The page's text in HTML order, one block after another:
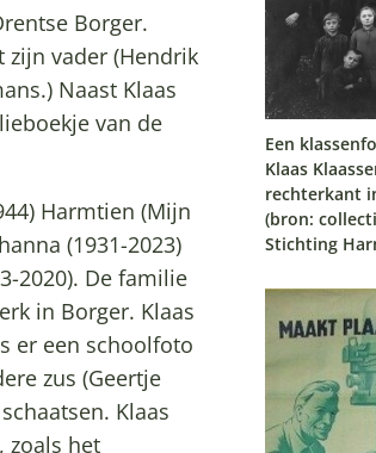
Borger.
zijn vader (Hendrik
Naast Klaas
van de
Harmtien (Mijn
(1931-2023)
2020). De familie
in Borger. Klaas
er een schoolfoto
zus (Geertje
Klaas
zoals het
Een
Klaas
rechterkant
(bron:
Stichting